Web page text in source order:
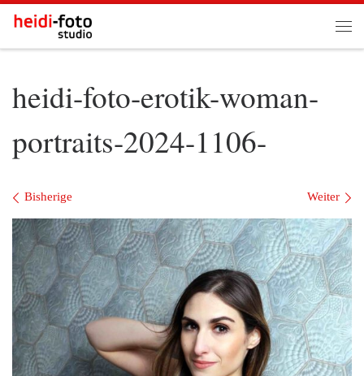
Zum Inhalt springen
heidi-foto-erotik-woman-
portraits-2024-1106-
Bilder Navigation
Bisherige Weiter